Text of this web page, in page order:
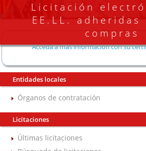
Licitación
EE.LL.
compras
Acceda a más información con su
Entidades locales
Órganos de contratación
Licitaciones
Últimas licitaciones